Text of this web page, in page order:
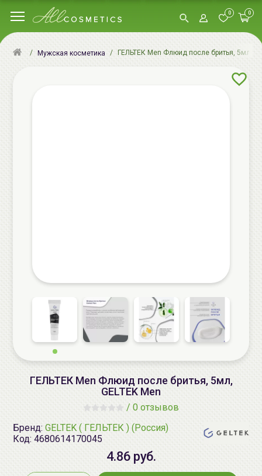
0 0
Мужская косметика ГЕЛЬТЕК Men Флюид после бритья, 5мл,
ГЕЛЬТЕК Men Флюид после бритья, 5мл,
GELTEK Men
/ 0 отзывов
Бренд: GELTEK ( ГЕЛЬТЕК ) (Россия)
Код: 4680614170045
4.86 руб.